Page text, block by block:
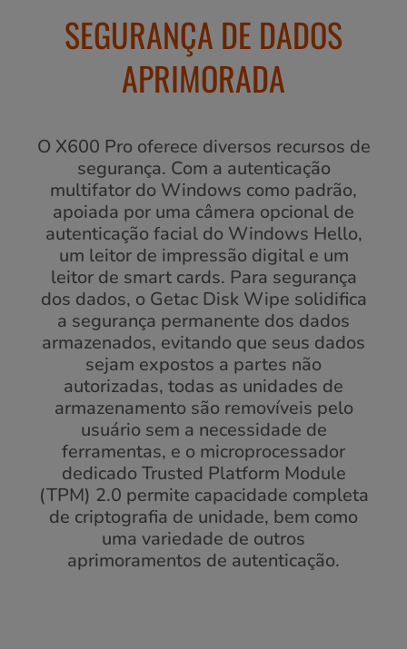
SEGURANÇA DE DADOS
APRIMORADA
O X600 Pro oferece diversos recursos de
segurança. Com a autenticação
multifator do Windows como padrão,
apoiada por uma câmera opcional de
autenticação facial do Windows Hello,
um leitor de impressão digital e um
leitor de smart cards. Para segurança
dos dados, o Getac Disk Wipe solidifica
a segurança permanente dos dados
armazenados, evitando que seus dados
sejam expostos a partes não
autorizadas, todas as unidades de
armazenamento são removíveis pelo
usuário sem a necessidade de
ferramentas, e o microprocessador
dedicado Trusted Platform Module
(TPM) 2.0 permite capacidade completa
de criptografia de unidade, bem como
uma variedade de outros
aprimoramentos de autenticação.